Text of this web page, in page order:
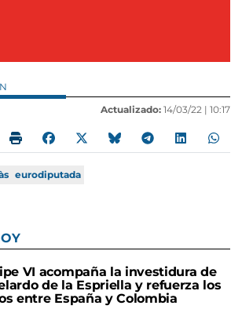
Actualizado: 14/03/22 | 10:17
eurodiputada
VI acompaña la investidura de
de la Espriella y refuerza los
entre España y Colombia